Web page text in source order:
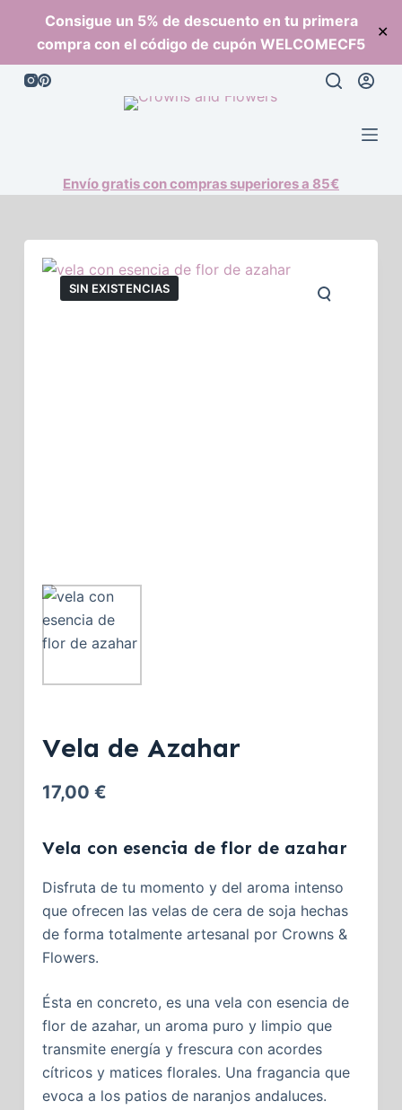
Consigue un 5% de descuento en tu primera
compra con el código de cupón WELCOMECF5
✕
l
Envío gratis con compras superiores a 85€
SIN EXISTENCIAS
Vela de Azahar
17,00 €
Vela con esencia de flor de azahar
Disfruta de tu momento y del aroma intenso
que ofrecen las velas de cera de soja hechas
de forma totalmente artesanal por Crowns &
Flowers.
Ésta en concreto, es una vela con esencia de
flor de azahar, un aroma puro y limpio que
transmite energía y frescura con acordes
cítricos y matices florales. Una fragancia que
evoca a los patios de naranjos andaluces.